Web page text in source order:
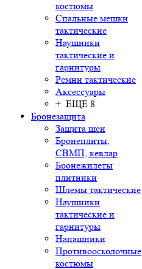
костюмы
Спальные мешки
тактические
Наушники
тактические и
гарнитуры
Ремни тактические
Аксессуары
+ ЕЩЕ 8
Бронезащита
Защита шеи
Бронеплиты,
СВМП, кевлар
Бронежилеты
плитники
Шлемы тактические
Наушники
тактические и
гарнитуры
Напашники
Противоосколочные
костюмы